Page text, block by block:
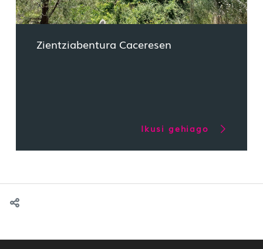
Zientziabentura Caceresen
Ikusi gehiago